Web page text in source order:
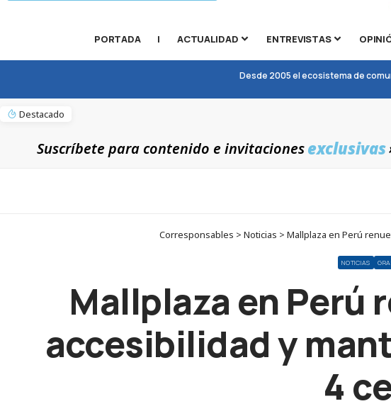
PORTADA | ACTUALIDAD ENTREVISTAS
Desde 2005 el ecosistema de
Destacado
Suscríbete para contenido e invitacionesexclusivas
Corresponsables > Noticias > Mallplaza en Perú
NOTICIAS
Mallplaza en Perú
accesibilidad y
4